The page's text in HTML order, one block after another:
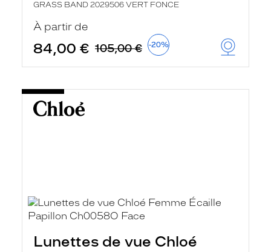
GRASS BAND 2029506 VERT FONCE
À partir de
84,00 € 105,00 € -20%
Lunettes de vue Chloé